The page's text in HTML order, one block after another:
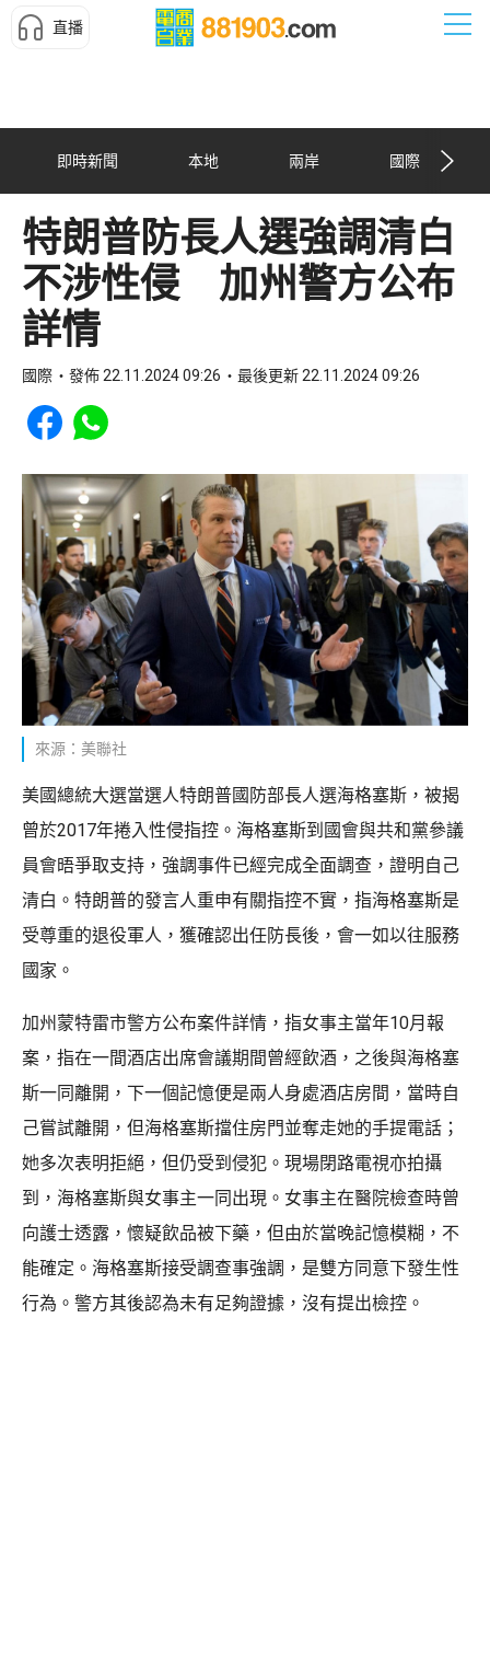
直播
即時新聞 本地 兩岸 國際
特朗普防長人選強調清白
不涉性侵 加州警方公布
詳情
國際 發佈 22.11.2024 09:26 最後更新 22.11.2024 09:26
Share to Facebook
Share to WhatsApp
來源：美聯社
美國總統大選當選人特朗普國防部長人選海格塞斯，被揭
曾於2017年捲入性侵指控。海格塞斯到國會與共和黨參議
員會晤爭取支持，強調事件已經完成全面調查，證明自己
清白。特朗普的發言人重申有關指控不實，指海格塞斯是
受尊重的退役軍人，獲確認出任防長後，會一如以往服務
國家。
加州蒙特雷市警方公布案件詳情，指女事主當年10月報
案，指在一間酒店出席會議期間曾經飲酒，之後與海格塞
斯一同離開，下一個記憶便是兩人身處酒店房間，當時自
己嘗試離開，但海格塞斯擋住房門並奪走她的手提電話；
她多次表明拒絕，但仍受到侵犯。現場閉路電視亦拍攝
到，海格塞斯與女事主一同出現。女事主在醫院檢查時曾
向護士透露，懷疑飲品被下藥，但由於當晚記憶模糊，不
能確定。海格塞斯接受調查事強調，是雙方同意下發生性
行為。警方其後認為未有足夠證據，沒有提出檢控。